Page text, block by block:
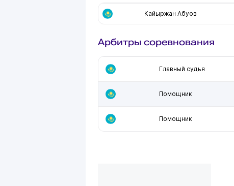
Кайыржан Абуов
Арбитры соревнования
Главный судья
Помощник
Помощник